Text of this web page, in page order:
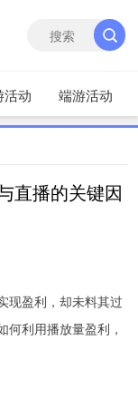
活动 端游活动
直播的关键因
现盈利，却未料其过
利用播放量盈利，